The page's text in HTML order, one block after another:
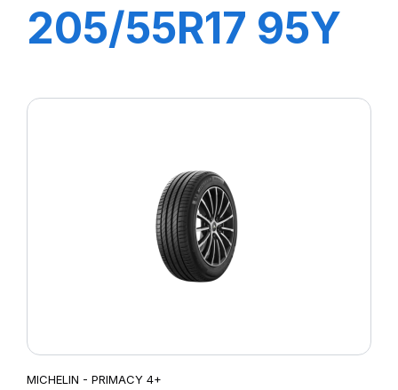
205/55R17 95Y
MICHELIN - PRIMACY 4+